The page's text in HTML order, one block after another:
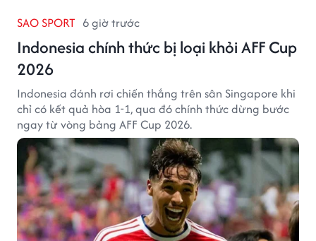
SAO SPORT 6 giờ trước
Indonesia chính thức bị loại khỏi AFF Cup
2026
Indonesia đánh rơi chiến thắng trên sân Singapore khi
chỉ có kết quả hòa 1-1, qua đó chính thức dừng bước
ngay từ vòng bảng AFF Cup 2026.